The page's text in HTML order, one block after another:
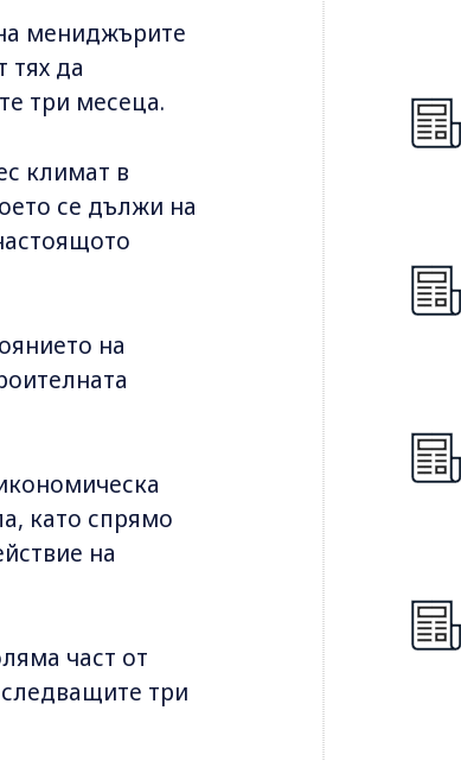
мениджърите
тях да
три месеца.
климат в
се дължи на
на
като спрямо
на
част от
три